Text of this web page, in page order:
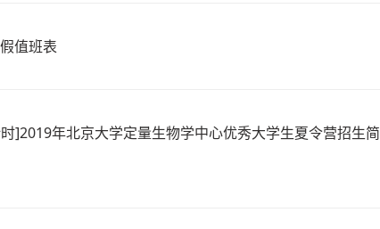
值班表
]2019年北京大学定量生物学中心优秀大学生夏令营招生简